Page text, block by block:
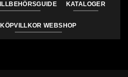
KATALOGER
KÖPVILLKOR WEBSHOP